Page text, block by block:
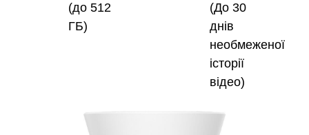
(до 512
ГБ)
(До 30
днів
необмеженої
історії
відео)